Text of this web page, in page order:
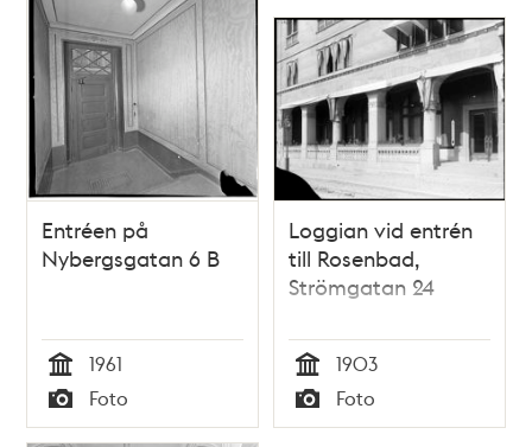
Entréen på
Nybergsgatan 6 B
Tid
1961
Typ
Foto
Loggian vid entrén
till Rosenbad,
Strömgatan 24
Tid
1903
Typ
Foto